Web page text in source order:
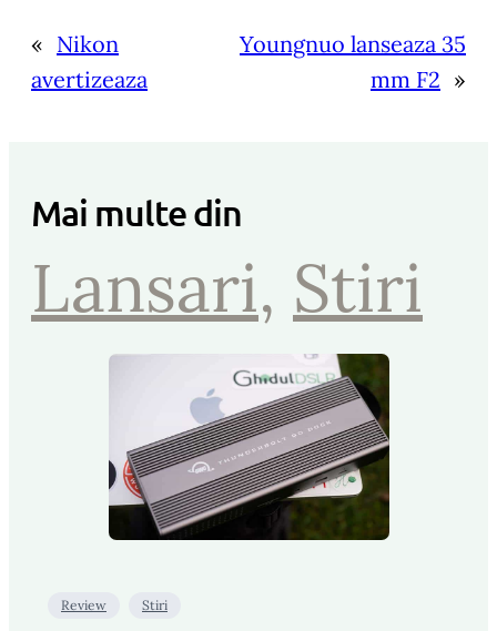
« Nikon
avertizeaza
Youngnuo lanseaza 35
mm F2 »
Mai multe din
Lansari, Stiri
Review Stiri